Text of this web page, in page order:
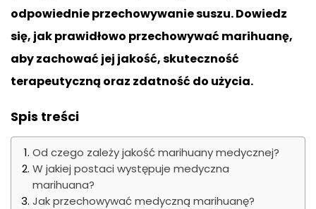
odpowiednie przechowywanie suszu. Dowiedz
się, jak prawidłowo przechowywać marihuanę,
aby zachować jej jakość, skuteczność
terapeutyczną oraz zdatność do użycia.
Spis treści
Od czego zależy jakość marihuany medycznej?
W jakiej postaci występuje medyczna
marihuana?
Jak przechowywać medyczną marihuanę?